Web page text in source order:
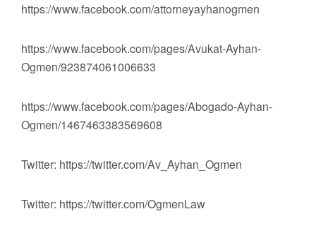
https://www.facebook.com/attorneyayhanogmen
https://www.facebook.com/pages/Avukat-Ayhan-
Ogmen/923874061006633
https://www.facebook.com/pages/Abogado-Ayhan-
Ogmen/1467463383569608
Twitter: https://twitter.com/Av_Ayhan_Ogmen
Twitter: https://twitter.com/OgmenLaw